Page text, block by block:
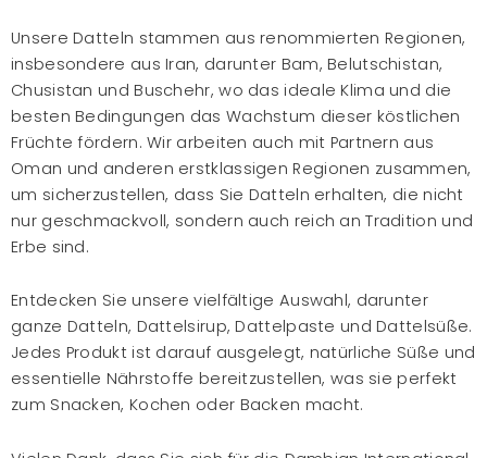
Unsere Datteln stammen aus renommierten Regionen,
insbesondere aus Iran, darunter Bam, Belutschistan,
Chusistan und Buschehr, wo das ideale Klima und die
besten Bedingungen das Wachstum dieser köstlichen
Früchte fördern. Wir arbeiten auch mit Partnern aus
Oman und anderen erstklassigen Regionen zusammen,
um sicherzustellen, dass Sie Datteln erhalten, die nicht
nur geschmackvoll, sondern auch reich an Tradition und
Erbe sind.
Entdecken Sie unsere vielfältige Auswahl, darunter
ganze Datteln, Dattelsirup, Dattelpaste und Dattelsüße.
Jedes Produkt ist darauf ausgelegt, natürliche Süße und
essentielle Nährstoffe bereitzustellen, was sie perfekt
zum Snacken, Kochen oder Backen macht.